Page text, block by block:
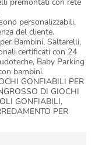
personalizzabili,
del cliente.
Bambini, Saltarelli,
certificati con 24
Baby Parking
bambini.
GONFIABILI PER
DI GIOCHI
GONFIABILI,
PER